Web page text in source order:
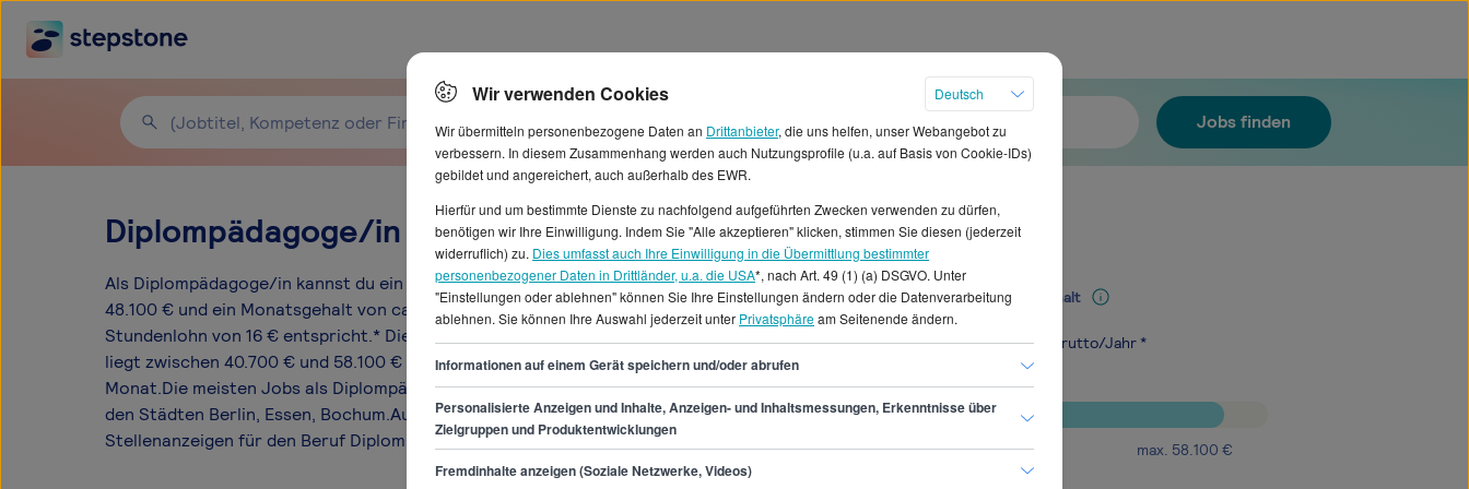
Jobs finden
Diplompädagoge/in Gehälter in Deutschland
Als Diplompädagoge/in kannst du ein durchschnittliches Jahresgehalt von
48.100 € und ein Monatsgehalt von ca. 4.008 € erwarten, was einem
Stundenlohn von 16 € entspricht.* Die Gehaltsspanne als Diplompädagoge/in
liegt zwischen 40.700 € und 58.100 € pro Jahr und 3.391 € und 4.841 € pro
Monat.Die meisten Jobs als Diplompädagoge/in werden aktuell angeboten in
den Städten Berlin, Essen, Bochum.Auf StepStone.de kannst du 3903
Stellenanzeigen für den Beruf Diplompädagoge/in finden.
Mediangehalt
48.100€ brutto/Jahr *
min.40.700€ max. 58.100 €
Wir verwenden Cookies
Deutsch
Wir übermitteln personenbezogene Daten an Drittanbieter, die uns helfen, unser Webangebot zu
verbessern. In diesem Zusammenhang werden auch Nutzungsprofile (u.a. auf Basis von Cookie-IDs)
gebildet und angereichert, auch außerhalb des EWR.
Hierfür und um bestimmte Dienste zu nachfolgend aufgeführten Zwecken verwenden zu dürfen,
benötigen wir Ihre Einwilligung. Indem Sie "Alle akzeptieren" klicken, stimmen Sie diesen (jederzeit
widerruflich) zu. Dies umfasst auch Ihre Einwilligung in die Übermittlung bestimmter
personenbezogener Daten in Drittländer, u.a. die USA*, nach Art. 49 (1) (a) DSGVO. Unter
"Einstellungen oder ablehnen" können Sie Ihre Einstellungen ändern oder die Datenverarbeitung
ablehnen. Sie können Ihre Auswahl jederzeit unter Privatsphäream Seitenende ändern.
Informationen auf einem Gerät speichern und/oder abrufen
Personalisierte Anzeigen und Inhalte, Anzeigen- und Inhaltsmessungen, Erkenntnisse über
Zielgruppen und Produktentwicklungen
Fremdinhalte anzeigen (Soziale Netzwerke, Videos)